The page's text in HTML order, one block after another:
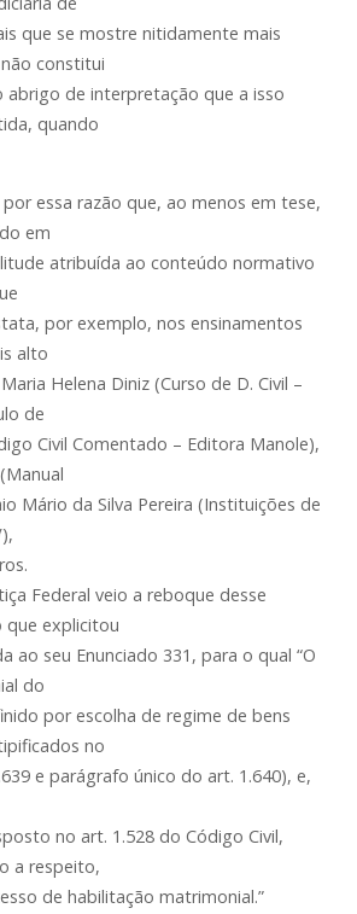
que se mostre nitidamente mais
constitui
abrigo de interpretação que a isso
quando
essa razão que, ao menos em tese,
em
atribuída ao conteúdo normativo
por exemplo, nos ensinamentos
alto
Helena Diniz (Curso de D. Civil –
de
Civil Comentado – Editora Manole),
Mário da Silva Pereira (Instituições de
Federal veio a reboque desse
que explicitou
ao seu Enunciado 331, para o qual “O
do
por escolha de regime de bens
no
e parágrafo único do art. 1.640), e,
no art. 1.528 do Código Civil,
a respeito,
de habilitação matrimonial.”